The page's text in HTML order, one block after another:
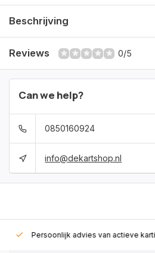
Beschrijving
Reviews 0/5
Can we help?
0850160924
info@dekartshop.nl
Persoonlijk advies van actieve